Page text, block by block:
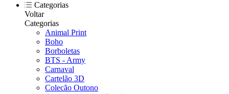
Categorias
Voltar
Categorias
Animal Print
Boho
Borboletas
BTS - Army
Carnaval
Cartelão 3D
Colecão Outono